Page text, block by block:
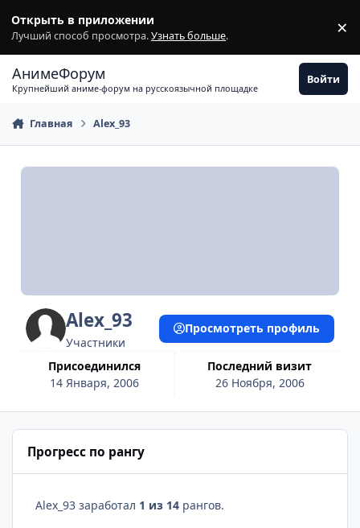
Открыть в приложении
Лучший способ просмотра.Узнать больше. ×
АнимеФорум
Крупнейший аниме-форум на русскоязычной площадке
Войти
Главная Alex_93
Alex_93
Участники
Присоединился
14 Января, 2006
Последний визит
26 Ноября, 2006
Просмотреть профиль
Прогресс по рангу
Alex_93 заработал 1 из 14 рангов.